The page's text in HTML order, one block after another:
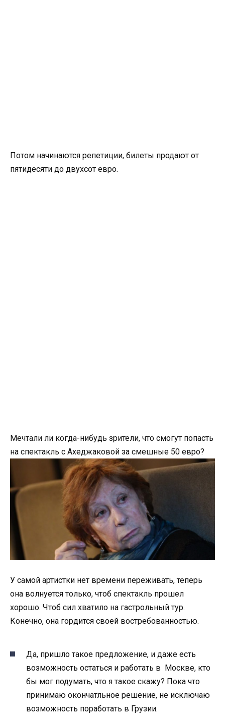
Потом начинаются репетиции, билеты продают от
пятидесяти до двухсот евро.
Мечтали ли когда-нибудь зрители, что смогут попасть
на спектакль с Ахеджаковой за смешные 50 евро?
У самой артистки нет времени переживать, теперь
она волнуется только, чтоб спектакль прошел
хорошо. Чтоб сил хватило на гастрольный тур.
Конечно, она гордится своей востребованностью.
Да, пришло такое предложение, и даже есть
возможность остаться и работать в Москве, кто
бы мог подумать, что я такое скажу? Пока что
принимаю окончатльное решение, не исключаю
возможность поработать в Грузии.